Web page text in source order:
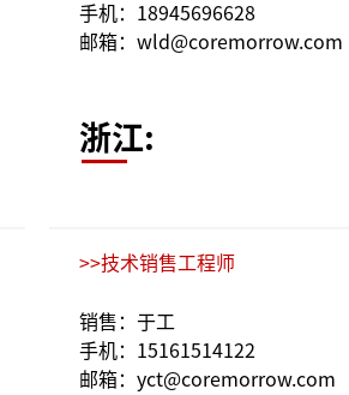
手机：18945696628
邮箱：wld@coremorrow.com
浙江:
>>技术销售工程师
销售：于工
手机：15161514122
邮箱：yct@coremorrow.com